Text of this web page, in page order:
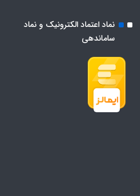
نماد اعتماد الکترونیک و نماد
ساماندهی